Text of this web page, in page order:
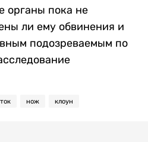
органы пока не
ли ему обвинения и
подозреваемым по
нож клоун